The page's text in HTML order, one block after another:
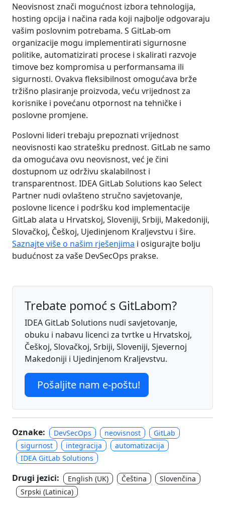
Neovisnost znači mogućnost izbora tehnologija,
hosting opcija i načina rada koji najbolje odgovaraju
vašim poslovnim potrebama. S GitLab-om
organizacije mogu implementirati sigurnosne
politike, automatizirati procese i skalirati razvoje
timove bez kompromisa u performansama ili
sigurnosti. Ovakva fleksibilnost omogućava brže
tržišno plasiranje proizvoda, veću vrijednost za
korisnike i povećanu otpornost na tehničke i
poslovne promjene.
Poslovni lideri trebaju prepoznati vrijednost
neovisnosti kao stratešku prednost. GitLab ne samo
da omogućava ovu neovisnost, već je čini
dostupnom uz održivu skalabilnost i
transparentnost. IDEA GitLab Solutions kao Select
Partner nudi ovlašteno stručno savjetovanje,
poslovne licence i podršku kod implementacije
GitLab alata u Hrvatskoj, Sloveniji, Srbiji, Makedoniji,
Slovačkoj, Češkoj, Ujedinjenom Kraljevstvu i šire.
Saznajte više o našim rješenjima i osigurajte bolju
budućnost za vaše DevSecOps prakse.
Trebate pomoć s GitLabom?
IDEA GitLab Solutions nudi savjetovanje,
obuku i nabavu licenci za tvrtke u Hrvatskoj,
Češkoj, Slovačkoj, Srbiji, Sloveniji, Sjevernoj
Makedoniji i Ujedinjenom Kraljevstvu.
Pošaljite nam e-poštu!
Oznake: DevSecOps neovisnost
GitLab
sigurnost
integracija
automatizacija
IDEA GitLab Solutions
Drugi jezici: English (UK) Čeština
Slovenčina
Srpski (Latinica)